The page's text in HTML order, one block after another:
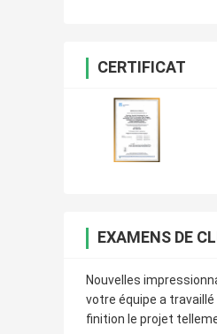
CERTIFICAT
EXAMENS DE
Nouvelles
votre équipe a travaillé
finition le projet